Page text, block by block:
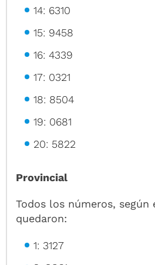
14: 6310
15: 9458
16: 4339
17: 0321
18: 8504
19: 0681
20: 5822
Provincial
Todos los números, según
quedaron:
1: 3127